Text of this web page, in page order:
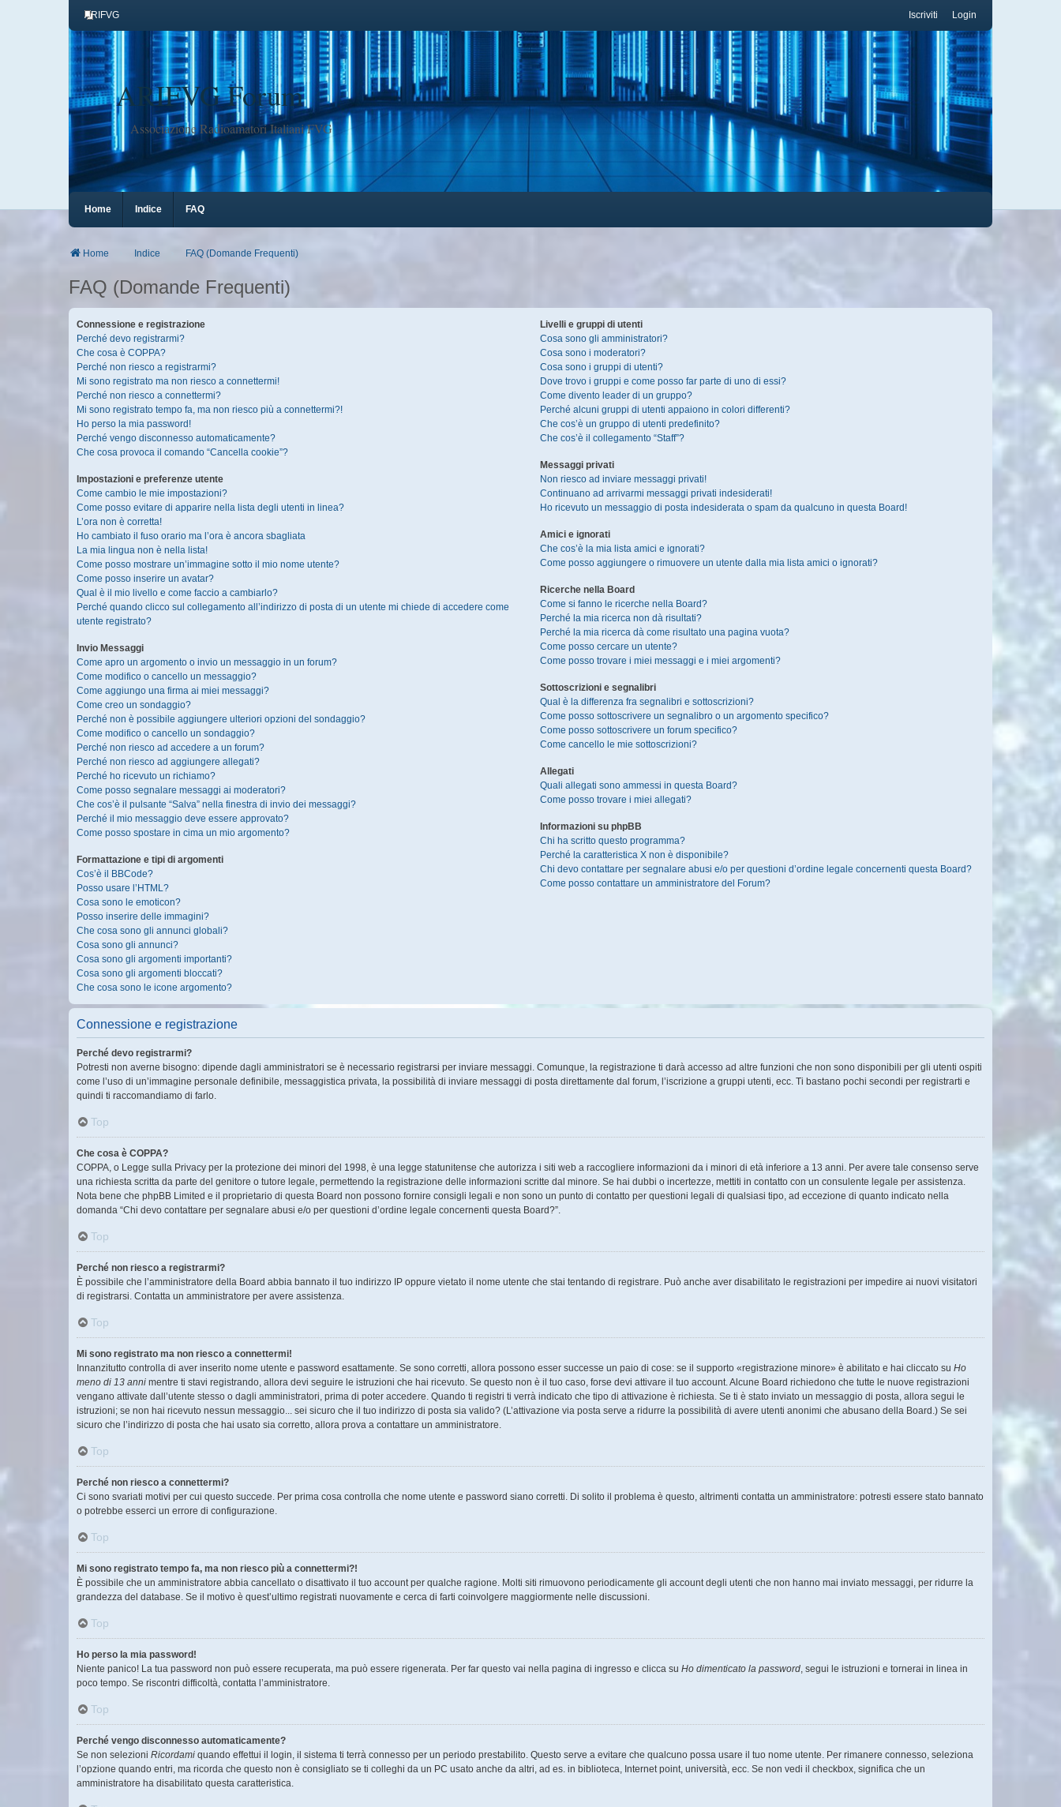
Login
Iscriviti
ARIFVG
ARIFVG Forum
Associazione Radioamatori Italiani FVG
Home Indice FAQ
Home Indice FAQ (Domande Frequenti)
FAQ (Domande Frequenti)
Connessione e registrazione
Perché devo registrarmi?
Che cosa è COPPA?
Perché non riesco a registrarmi?
Mi sono registrato ma non riesco a connettermi!
Perché non riesco a connettermi?
Mi sono registrato tempo fa, ma non riesco più a connettermi?!
Ho perso la mia password!
Perché vengo disconnesso automaticamente?
Che cosa provoca il comando “Cancella cookie”?
Impostazioni e preferenze utente
Come cambio le mie impostazioni?
Come posso evitare di apparire nella lista degli utenti in linea?
L’ora non è corretta!
Ho cambiato il fuso orario ma l’ora è ancora sbagliata
La mia lingua non è nella lista!
Come posso mostrare un’immagine sotto il mio nome utente?
Come posso inserire un avatar?
Qual è il mio livello e come faccio a cambiarlo?
Perché quando clicco sul collegamento all’indirizzo di posta di un utente mi chiede di accedere come
utente registrato?
Invio Messaggi
Come apro un argomento o invio un messaggio in un forum?
Come modifico o cancello un messaggio?
Come aggiungo una firma ai miei messaggi?
Come creo un sondaggio?
Perché non è possibile aggiungere ulteriori opzioni del sondaggio?
Come modifico o cancello un sondaggio?
Perché non riesco ad accedere a un forum?
Perché non riesco ad aggiungere allegati?
Perché ho ricevuto un richiamo?
Come posso segnalare messaggi ai moderatori?
Che cos’è il pulsante “Salva” nella finestra di invio dei messaggi?
Perché il mio messaggio deve essere approvato?
Come posso spostare in cima un mio argomento?
Formattazione e tipi di argomenti
Cos’è il BBCode?
Posso usare l’HTML?
Cosa sono le emoticon?
Posso inserire delle immagini?
Che cosa sono gli annunci globali?
Cosa sono gli annunci?
Cosa sono gli argomenti importanti?
Cosa sono gli argomenti bloccati?
Che cosa sono le icone argomento?
Livelli e gruppi di utenti
Cosa sono gli amministratori?
Cosa sono i moderatori?
Cosa sono i gruppi di utenti?
Dove trovo i gruppi e come posso far parte di uno di essi?
Come divento leader di un gruppo?
Perché alcuni gruppi di utenti appaiono in colori differenti?
Che cos’è un gruppo di utenti predefinito?
Che cos’è il collegamento “Staff”?
Messaggi privati
Non riesco ad inviare messaggi privati!
Continuano ad arrivarmi messaggi privati indesiderati!
Ho ricevuto un messaggio di posta indesiderata o spam da qualcuno in questa Board!
Amici e ignorati
Che cos’è la mia lista amici e ignorati?
Come posso aggiungere o rimuovere un utente dalla mia lista amici o ignorati?
Ricerche nella Board
Come si fanno le ricerche nella Board?
Perché la mia ricerca non dà risultati?
Perché la mia ricerca dà come risultato una pagina vuota?
Come posso cercare un utente?
Come posso trovare i miei messaggi e i miei argomenti?
Sottoscrizioni e segnalibri
Qual è la differenza fra segnalibri e sottoscrizioni?
Come posso sottoscrivere un segnalibro o un argomento specifico?
Come posso sottoscrivere un forum specifico?
Come cancello le mie sottoscrizioni?
Allegati
Quali allegati sono ammessi in questa Board?
Come posso trovare i miei allegati?
Informazioni su phpBB
Chi ha scritto questo programma?
Perché la caratteristica X non è disponibile?
Chi devo contattare per segnalare abusi e/o per questioni d’ordine legale concernenti questa Board?
Come posso contattare un amministratore del Forum?
Connessione e registrazione
Perché devo registrarmi?
Potresti non averne bisogno: dipende dagli amministratori se è necessario registrarsi per inviare messaggi. Comunque, la registrazione ti darà accesso ad altre funzioni che non sono disponibili per gli utenti ospiti
come l’uso di un’immagine personale definibile, messaggistica privata, la possibilità di inviare messaggi di posta direttamente dal forum, l’iscrizione a gruppi utenti, ecc. Ti bastano pochi secondi per registrarti e
quindi ti raccomandiamo di farlo.
Top
Che cosa è COPPA?
COPPA, o Legge sulla Privacy per la protezione dei minori del 1998, è una legge statunitense che autorizza i siti web a raccogliere informazioni da i minori di età inferiore a 13 anni. Per avere tale consenso serve
una richiesta scritta da parte del genitore o tutore legale, permettendo la registrazione delle informazioni scritte dal minore. Se hai dubbi o incertezze, mettiti in contatto con un consulente legale per assistenza.
Nota bene che phpBB Limited e il proprietario di questa Board non possono fornire consigli legali e non sono un punto di contatto per questioni legali di qualsiasi tipo, ad eccezione di quanto indicato nella
domanda “Chi devo contattare per segnalare abusi e/o per questioni d’ordine legale concernenti questa Board?”.
Top
Perché non riesco a registrarmi?
È possibile che l’amministratore della Board abbia bannato il tuo indirizzo IP oppure vietato il nome utente che stai tentando di registrare. Può anche aver disabilitato le registrazioni per impedire ai nuovi visitatori
di registrarsi. Contatta un amministratore per avere assistenza.
Top
Mi sono registrato ma non riesco a connettermi!
Innanzitutto controlla di aver inserito nome utente e password esattamente. Se sono corretti, allora possono esser successe un paio di cose: se il supporto «registrazione minore» è abilitato e hai cliccato su Ho
meno di 13 anni mentre ti stavi registrando, allora devi seguire le istruzioni che hai ricevuto. Se questo non è il tuo caso, forse devi attivare il tuo account. Alcune Board richiedono che tutte le nuove registrazioni
vengano attivate dall’utente stesso o dagli amministratori, prima di poter accedere. Quando ti registri ti verrà indicato che tipo di attivazione è richiesta. Se ti è stato inviato un messaggio di posta, allora segui le
istruzioni; se non hai ricevuto nessun messaggio... sei sicuro che il tuo indirizzo di posta sia valido? (L’attivazione via posta serve a ridurre la possibilità di avere utenti anonimi che abusano della Board.) Se sei
sicuro che l’indirizzo di posta che hai usato sia corretto, allora prova a contattare un amministratore.
Top
Perché non riesco a connettermi?
Ci sono svariati motivi per cui questo succede. Per prima cosa controlla che nome utente e password siano corretti. Di solito il problema è questo, altrimenti contatta un amministratore: potresti essere stato bannato
o potrebbe esserci un errore di configurazione.
Top
Mi sono registrato tempo fa, ma non riesco più a connettermi?!
È possibile che un amministratore abbia cancellato o disattivato il tuo account per qualche ragione. Molti siti rimuovono periodicamente gli account degli utenti che non hanno mai inviato messaggi, per ridurre la
grandezza del database. Se il motivo è quest’ultimo registrati nuovamente e cerca di farti coinvolgere maggiormente nelle discussioni.
Top
Ho perso la mia password!
Niente panico! La tua password non può essere recuperata, ma può essere rigenerata. Per far questo vai nella pagina di ingresso e clicca su Ho dimenticato la password, segui le istruzioni e tornerai in linea in
poco tempo. Se riscontri difficoltà, contatta l’amministratore.
Top
Perché vengo disconnesso automaticamente?
Se non selezioni Ricordami quando effettui il login, il sistema ti terrà connesso per un periodo prestabilito. Questo serve a evitare che qualcuno possa usare il tuo nome utente. Per rimanere connesso, seleziona
l’opzione quando entri, ma ricorda che questo non è consigliato se ti colleghi da un PC usato anche da altri, ad es. in biblioteca, Internet point, università, ecc. Se non vedi il checkbox, significa che un
amministratore ha disabilitato questa caratteristica.